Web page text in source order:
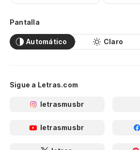
Pantalla
Automático Claro
Sigue a Letras.com
letrasmusbr
letrasmusbr